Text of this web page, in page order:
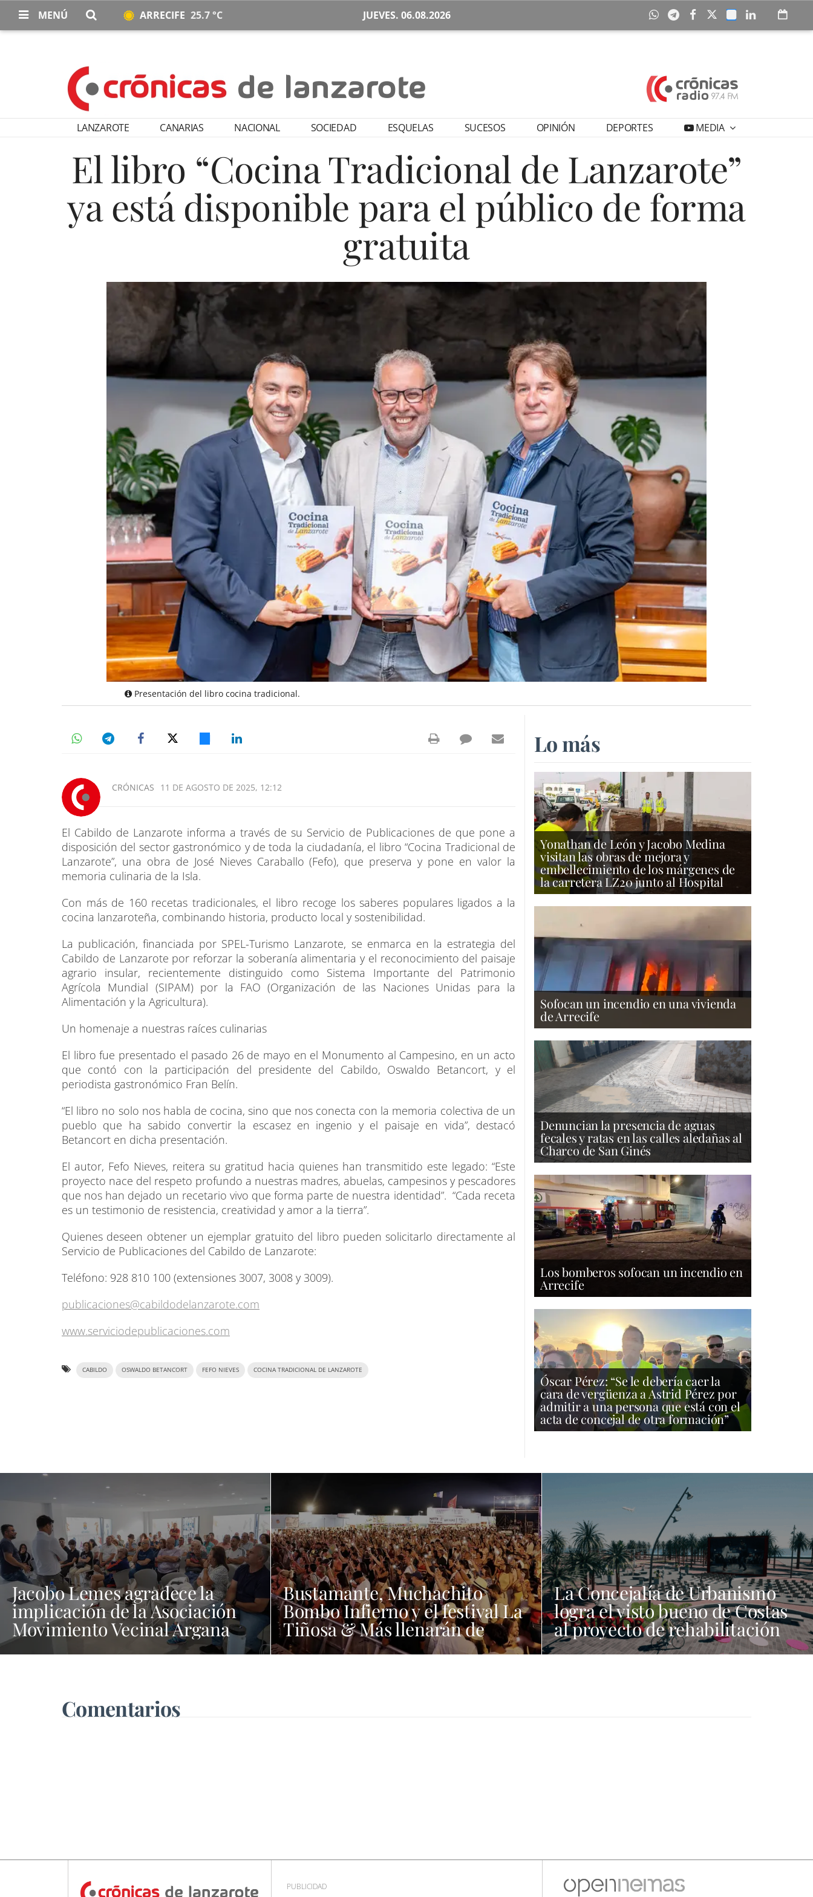
MENÚ ARRECIFE 25.7 °C JUEVES. 06.08.2026
LANZAROTE CANARIAS NACIONAL SOCIEDAD ESQUELAS SUCESOS OPINIÓN DEPORTES MEDIA
El libro “Cocina Tradicional de Lanzarote”
ya está disponible para el público de forma
gratuita
Presentación del libro cocina tradicional.
CRÓNICAS 11 DE AGOSTO DE 2025, 12:12
El Cabildo de Lanzarote informa a través de su Servicio de Publicaciones de que pone a
disposición del sector gastronómico y de toda la ciudadanía, el libro “Cocina Tradicional de
Lanzarote”, una obra de José Nieves Caraballo (Fefo), que preserva y pone en valor la
memoria culinaria de la Isla.
Con más de 160 recetas tradicionales, el libro recoge los saberes populares ligados a la
cocina lanzaroteña, combinando historia, producto local y sostenibilidad.
La publicación, financiada por SPEL-Turismo Lanzarote, se enmarca en la estrategia del
Cabildo de Lanzarote por reforzar la soberanía alimentaria y el reconocimiento del paisaje
agrario insular, recientemente distinguido como Sistema Importante del Patrimonio
Agrícola Mundial (SIPAM) por la FAO (Organización de las Naciones Unidas para la
Alimentación y la Agricultura).
Un homenaje a nuestras raíces culinarias
El libro fue presentado el pasado 26 de mayo en el Monumento al Campesino, en un acto
que contó con la participación del presidente del Cabildo, Oswaldo Betancort, y el
periodista gastronómico Fran Belín.
“El libro no solo nos habla de cocina, sino que nos conecta con la memoria colectiva de un
pueblo que ha sabido convertir la escasez en ingenio y el paisaje en vida”, destacó
Betancort en dicha presentación.
El autor, Fefo Nieves, reitera su gratitud hacia quienes han transmitido este legado: “Este
proyecto nace del respeto profundo a nuestras madres, abuelas, campesinos y pescadores
que nos han dejado un recetario vivo que forma parte de nuestra identidad”. “Cada receta
es un testimonio de resistencia, creatividad y amor a la tierra”.
Quienes deseen obtener un ejemplar gratuito del libro pueden solicitarlo directamente al
Servicio de Publicaciones del Cabildo de Lanzarote:
Teléfono: 928 810 100 (extensiones 3007, 3008 y 3009).
publicaciones@cabildodelanzarote.com
www.serviciodepublicaciones.com
CABILDO OSWALDO BETANCORT FEFO NIEVES COCINA TRADICIONAL DE LANZAROTE
Lo más
Yonathan de León y Jacobo Medina
visitan las obras de mejora y
embellecimiento de los márgenes de
la carretera LZ20 junto al Hospital
Sofocan un incendio en una vivienda
de Arrecife
Denuncian la presencia de aguas
fecales y ratas en las calles aledañas al
Charco de San Ginés
Los bomberos sofocan un incendio en
Arrecife
Óscar Pérez: “Se le debería caer la
cara de vergüenza a Astrid Pérez por
admitir a una persona que está con el
acta de concejal de otra formación”
Jacobo Lemes agradece la
implicación de la Asociación
Movimiento Vecinal Argana
Viva en la lucha contra los
Bustamante, Muchachito
Bombo Infierno y el festival La
Tiñosa & Más llenarán de
música Puerto del Carmen
La Concejalía de Urbanismo
logra el visto bueno de Costas
al proyecto de rehabilitación
del Parque Temático de
Comentarios
PUBLICIDAD